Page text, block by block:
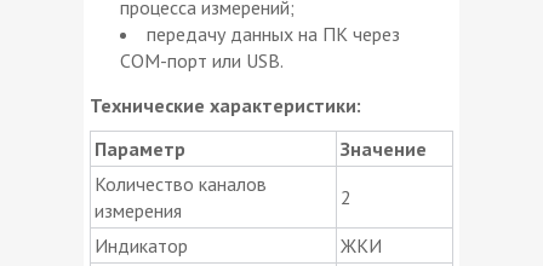
процесса измерений;
передачу данных на ПК через
СОМ-порт или USB.
Технические характеристики:
Параметр
Значение
Количество каналов
измерения
2
Индикатор
ЖКИ